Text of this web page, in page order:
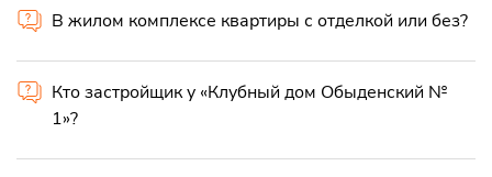
В жилом комплексе квартиры с отделкой или без?
Кто застройщик у «Клубный дом Обыденский №
1»?